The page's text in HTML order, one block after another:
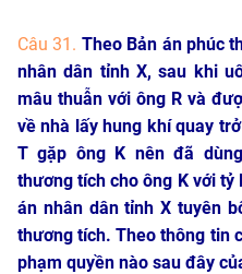
Câu 31. Theo Bản án phúc
nhân dân tỉnh X, sau khi
mâu thuẫn với ông R và
về nhà lấy hung khí quay
T gặp ông K nên đã
thương tích cho ông K với tỷ
án nhân dân tỉnh X tuyên
thương tích. Theo thông tin
phạm quyền nào sau đây